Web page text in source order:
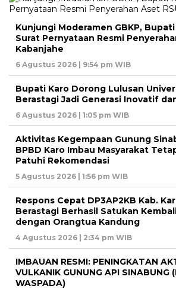
Kunjungi Moderamen GBKP,
Surat Pernyataan Resmi
Kabanjahe
6 Agustus 2026 | 9:54 pm WIB
Bupati Karo Dorong Lulusan
Berastagi Jadi Generasi Inovatif
6 Agustus 2026 | 1:05 pm WIB
Aktivitas Kegempaan Gunung
BPBD Karo Imbau Masyarakat
Patuhi Rekomendasi
5 Agustus 2026 | 1:56 pm WIB
Respons Cepat DP3AP2KB Kab.
Berastagi Berhasil Satukan
dengan Orangtua Kandung
4 Agustus 2026 | 2:34 pm WIB
IMBAUAN RESMI: PENINGKATAN
VULKANIK GUNUNG API SINABUNG
WASPADA)